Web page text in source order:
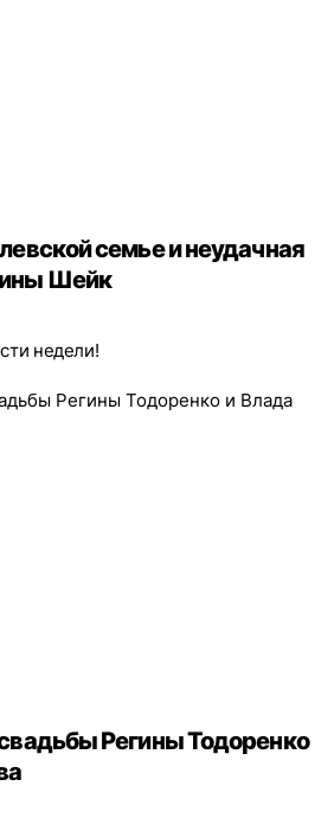
семье и неудачная
Шейк
недели!
Регины Тодоренко